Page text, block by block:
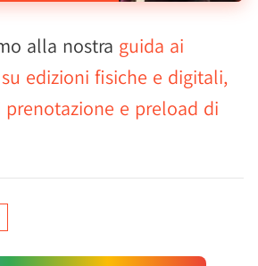
alla nostra guida ai
edizioni fisiche e digitali,
prenotazione e preload di